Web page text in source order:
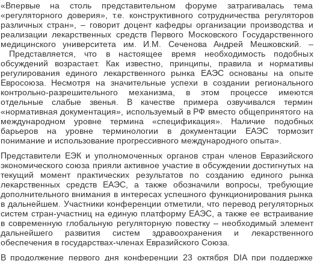
«Впервые на столь представительном форуме затрагивалась тема
«регуляторного доверия», т.е. конструктивного сотрудничества регуляторов
различных стран», – говорит доцент кафедры организации производства и
реализации лекарственных средств Первого Московского Государственного
медицинского университета им. И.М. Сеченова Андрей Мешковский. –
Представляется, что в настоящее время необходимость подобных
обсуждений возрастает. Как известно, принципы, правила и нормативы
регулирования единого лекарственного рынка ЕАЭС основаны на опыте
Евросоюза. Несмотря на значительные успехи в создании регионального
контрольно-разрешительного механизма, в этом процессе имеются
отдельные слабые звенья. В качестве примера озвучивался термин
«нормативная документация», используемый в РФ вместо общепринятого на
международном уровне термина «спецификация». Наличие подобных
барьеров на уровне терминологии в документации ЕАЭС тормозит
понимание и использование прогрессивного международного опыта».
Представители ЕЭК и уполномоченных органов стран членов Евразийского
экономического союза прияли активное участие в обсуждении достигнутых на
текущий момент практических результатов по созданию единого рынка
лекарственных средств ЕАЭС, а также обозначили вопросы, требующие
дополнительного внимания в интересах успешного функционирования рынка
в дальнейшем. Участники конференции отметили, что перевод регуляторных
систем стран-участниц на единую платформу ЕАЭС, а также ее встраивание
в современную глобальную регуляторную повестку – необходимый элемент
дальнейшего развития систем здравоохранения и лекарственного
обеспечения в государствах-членах Евразийского Союза.
В продолжение первого дня конференции 23 октября DIA при поддержке